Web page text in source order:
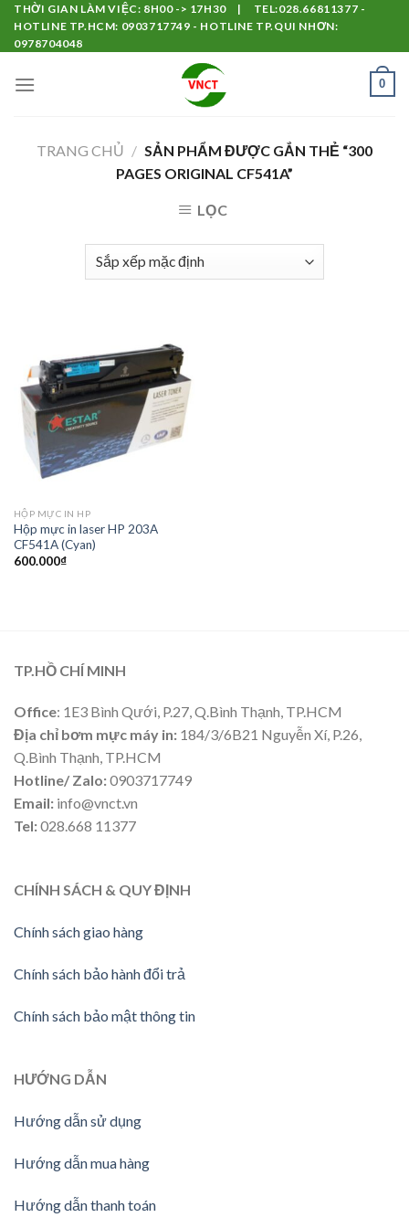
Skip
content
THỜI GIAN LÀM VIỆC: 8H00 -> 17H30 | TEL:028.66811377 -
HOTLINE TP.HCM: 0903717749 - HOTLINE TP.QUI NHƠN:
0978704048
0
TRANG CHỦ / SẢN PHẨM ĐƯỢC GẮN THẺ “300
PAGES ORIGINAL CF541A”
LỌC
HỘP MỰC IN HP
Hộp mực in laser HP 203A
CF541A (Cyan)
600.000₫
TP.HỒ CHÍ MINH
Office: 1E3 Bình Qưới, P.27, Q.Bình Thạnh, TP.HCM
Địa chỉ bơm mực máy in: 184/3/6B21 Nguyễn Xí, P.26,
Q.Bình Thạnh, TP.HCM
Hotline/ Zalo:0903717749
Email: info@vnct.vn
Tel:028.668 11377
CHÍNH SÁCH & QUY ĐỊNH
Chính sách giao hàng
Chính sách bảo hành đổi trả
Chính sách bảo mật thông tin
HƯỚNG DẪN
Hướng dẫn sử dụng
Hướng dẫn mua hàng
Hướng dẫn thanh toán